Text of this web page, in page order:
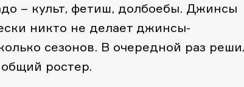
– культ, фетиш, долбоебы. Джинсы
никто не делает джинсы-
сезонов. В очередной раз
ростер.